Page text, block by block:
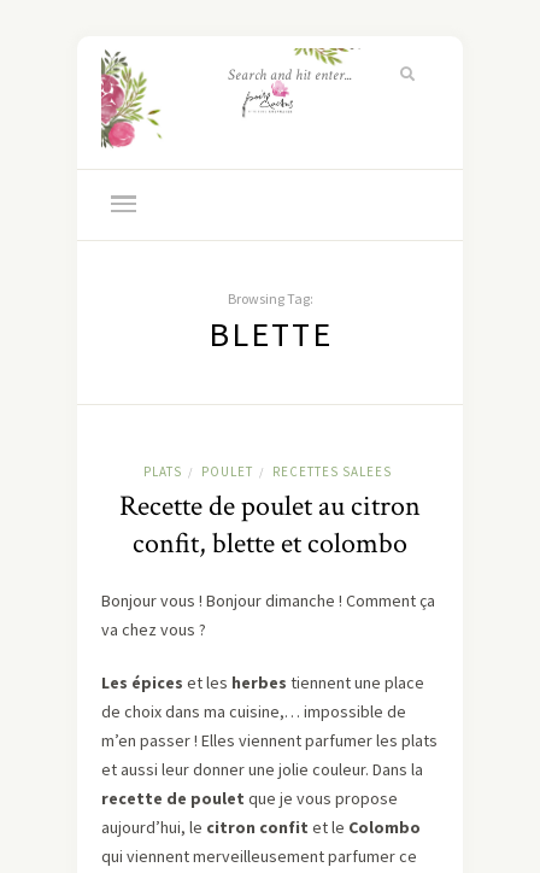
Browsing Tag:
BLETTE
PLATS / POULET / RECETTES SALEES
Recette de poulet au citron
confit, blette et colombo
Bonjour vous ! Bonjour dimanche ! Comment ça
va chez vous ?
Les épices et les herbes tiennent une place
de choix dans ma cuisine,… impossible de
m’en passer ! Elles viennent parfumer les plats
et aussi leur donner une jolie couleur. Dans la
recette de poulet que je vous propose
aujourd’hui, le citron confit et le Colombo
qui viennent merveilleusement parfumer ce